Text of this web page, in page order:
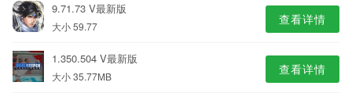
9.71.73 V最新版
大小 59.77 查看详情
1.350.504 V最新版
大小 35.77MB 查看详情